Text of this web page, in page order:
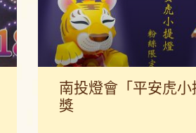
南投燈會「平安虎小
獎